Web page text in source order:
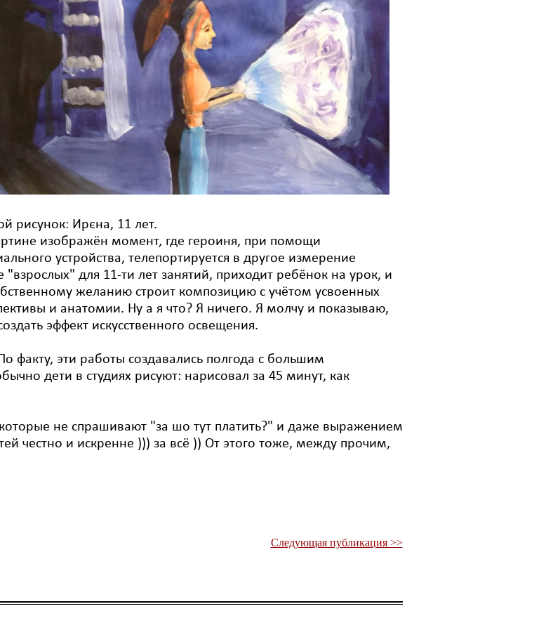
рисунок: Ирєна, 11 лет.
изображён момент, где героиня, при помощи
устройства, телепортируется в другое измерение
"взрослых" для 11-ти лет занятий, приходит ребёнок на урок, и
желанию строит композицию с учётом усвоенных
и анатомии. Ну а я что? Я ничего. Я молчу и показываю,
эффект искусственного освещения.
факту, эти работы создавались полгода с большим
дети в студиях рисуют: нарисовал за 45 минут, как
не спрашивают "за шо тут платить?" и даже выражением
честно и искренне ))) за всё )) От этого тоже, между прочим,
Следующая публикация >>